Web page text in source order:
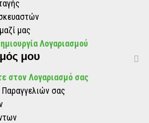
μας
Λογαριασμού
μου
στον Λογαριασμό σας
Παραγγελιών σας